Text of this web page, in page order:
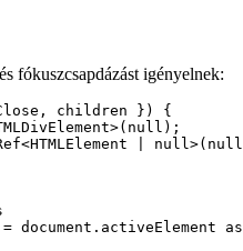
fókuszcsapdázást igényelnek:
, children }) {
>( null );
<HTMLElement null>( null
= document.activeElement as